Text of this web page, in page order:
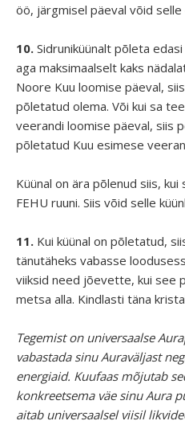
öö, järgmisel päeval võid
10. Sidruniküünalt põleta
aga maksimaalselt kaks
Noore Kuu loomise päeval,
põletatud olema. Või kui sa
veerandi loomise päeval, siis
põletatud Kuu esimese
Küünal on ära põlenud siis,
FEHU ruuni. Siis võid selle
11. Kui küünal on põletatud,
tänutäheks vabasse
viiksid need jõevette, kui see
metsa alla. Kindlasti täna
Tegemist on universaalse
vabastada sinu Auraväljast
energiaid. Kuufaas mõjutab
konkreetsema väe sinu Aura
aitab universaalsel viisil